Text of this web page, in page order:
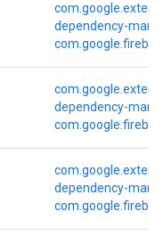
dependency-
dependency-
dependency-